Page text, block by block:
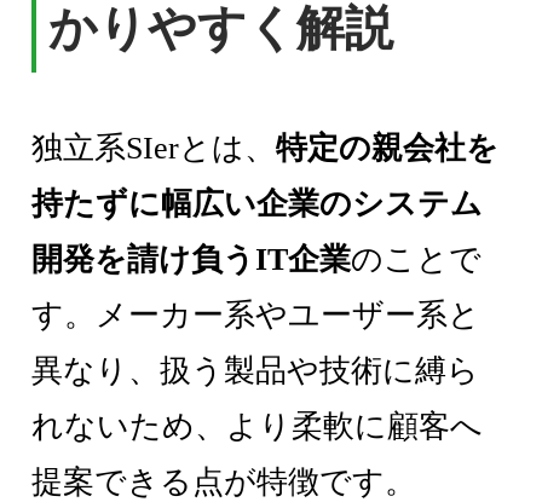
かりやすく解説
独立系SIerとは、特定の親会社を
持たずに幅広い企業のシステム
開発を請け負うIT企業のことで
す。メーカー系やユーザー系と
異なり、扱う製品や技術に縛ら
れないため、より柔軟に顧客へ
提案できる点が特徴です。